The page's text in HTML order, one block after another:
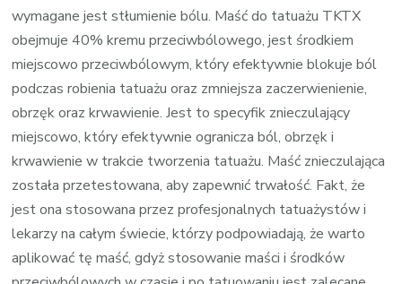
wymagane jest stłumienie bólu. Maść do tatuażu TKTX
obejmuje 40% kremu przeciwbólowego, jest środkiem
miejscowo przeciwbólowym, który efektywnie blokuje ból
podczas robienia tatuażu oraz zmniejsza zaczerwienienie,
obrzęk oraz krwawienie. Jest to specyfik znieczulający
miejscowo, który efektywnie ogranicza ból, obrzęk i
krwawienie w trakcie tworzenia tatuażu. Maść znieczulająca
została przetestowana, aby zapewnić trwałość. Fakt, że
jest ona stosowana przez profesjonalnych tatuażystów i
lekarzy na całym świecie, którzy podpowiadają, że warto
aplikować tę maść, gdyż stosowanie maści i środków